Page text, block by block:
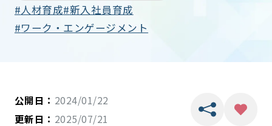
人材育成 新入社員育成
ワーク・エンゲージメント
公開日： 2024/01/22
更新日： 2025/07/21